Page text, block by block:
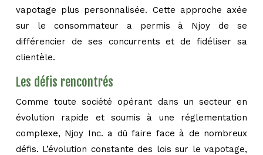
vapotage plus personnalisée. Cette approche axée
sur le consommateur a permis à Njoy de se
différencier de ses concurrents et de fidéliser sa
clientèle.
Les défis rencontrés
Comme toute société opérant dans un secteur en
évolution rapide et soumis à une réglementation
complexe, Njoy Inc. a dû faire face à de nombreux
défis. L’évolution constante des lois sur le vapotage,